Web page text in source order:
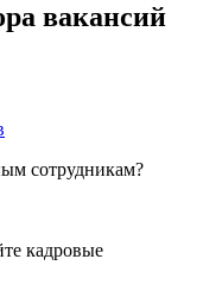
вакансий
сотрудникам?
кадровые